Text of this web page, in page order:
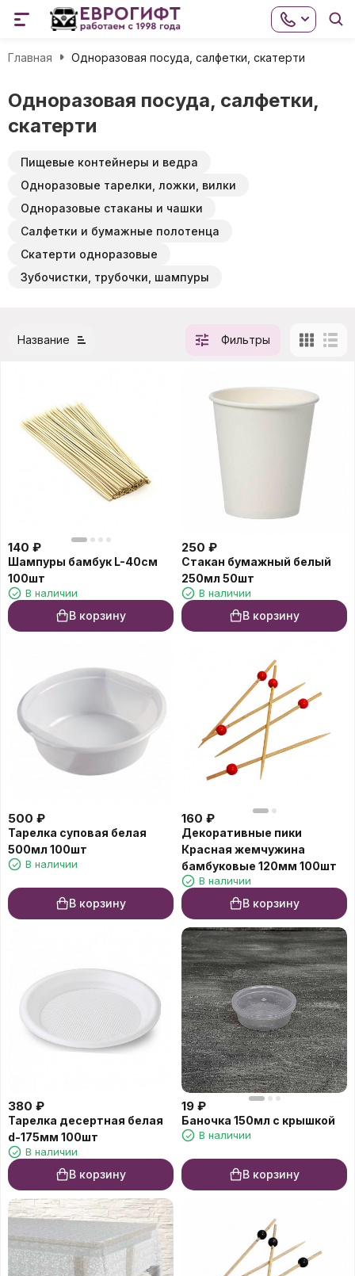
Главная Одноразовая посуда, салфетки, скатерти
Одноразовая посуда, салфетки,
скатерти
Пищевые контейнеры и ведра
Одноразовые тарелки, ложки, вилки
Одноразовые стаканы и чашки
Салфетки и бумажные полотенца
Скатерти одноразовые
Зубочистки, трубочки, шампуры
Название Фильтры
140 ₽
Шампуры бамбук L-40см
100шт
В наличии
В корзину
250 ₽
Стакан бумажный белый
250мл 50шт
В наличии
В корзину
500 ₽
Тарелка суповая белая
500мл 100шт
В наличии
В корзину
160 ₽
Декоративные пики
Красная жемчужина
бамбуковые 120мм 100шт
В наличии
В корзину
380 ₽
Тарелка десертная белая
d-175мм 100шт
В наличии
В корзину
19 ₽
Баночка 150мл с крышкой
В наличии
В корзину